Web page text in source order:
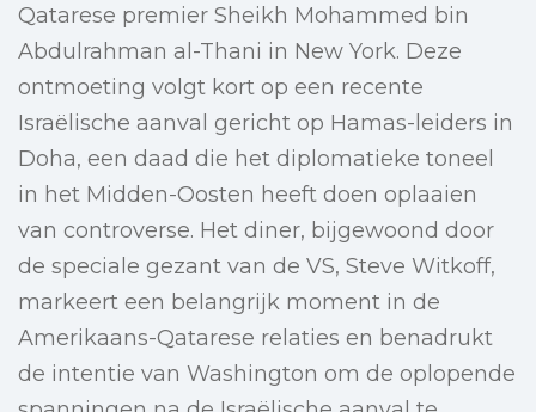
Qatarese premier Sheikh Mohammed bin
Abdulrahman al-Thani in New York. Deze
ontmoeting volgt kort op een recente
Israëlische aanval gericht op Hamas-leiders in
Doha, een daad die het diplomatieke toneel
in het Midden-Oosten heeft doen oplaaien
van controverse. Het diner, bijgewoond door
de speciale gezant van de VS, Steve Witkoff,
markeert een belangrijk moment in de
Amerikaans-Qatarese relaties en benadrukt
de intentie van Washington om de oplopende